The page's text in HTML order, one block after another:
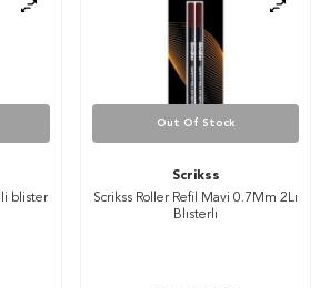
li blister
Out Of Stock
Scrikss
Scrikss Roller Refil Mavi 0.7Mm 2Lı
Blısterlı